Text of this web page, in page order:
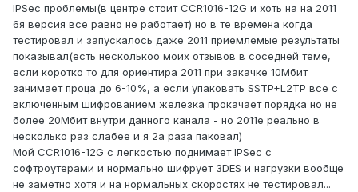
IPSec проблемы(в центре стоит CCR1016-12G и хоть на на 2011
6я версия все равно не работает) но в те времена когда
тестировал и запускалось даже 2011 приемлемые результаты
показывал(есть несколькоо моих отзывов в соседней теме,
если коротко то для ориентира 2011 при закачке 10Мбит
занимает проца до 6-10%, а если упаковать SSTP+L2TP все с
включенным шифрованием железка прокачает порядка но не
более 20Мбит внутри данного канала - но 2011е реально в
несколько раз слабее и я 2а раза паковал)
Мой CCR1016-12G с легкостью поднимает IPSec с
софтроутерами и нормально шифрует 3DES и нагрузки вообще
не заметно хотя и на нормальных скоростях не тестировал...